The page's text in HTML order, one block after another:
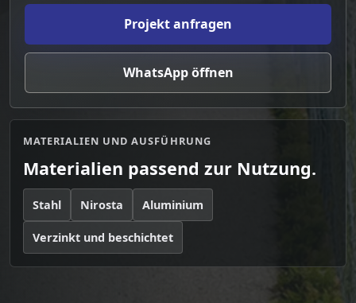
Projekt anfragen
WhatsApp öffnen
MATERIALIEN UND AUSFÜHRUNG
Materialien passend zur Nutzung.
Stahl Nirosta Aluminium
Verzinkt und beschichtet